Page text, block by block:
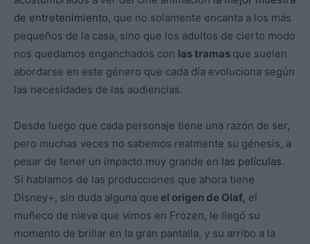
de entretenimiento, que no solamente encanta a los más
pequeños de la casa, sino que los adultos de cierto modo
nos quedamos enganchados con las tramas que suelen
abordarse en este género que cada día evoluciona según
las necesidades de las audiencias.
Desde luego que cada personaje tiene una razón de ser,
pero muchas veces no sabemos realmente su génesis, a
pesar de tener un impacto muy grande en las películas.
Si hablamos de las producciones que ahora tiene
Disney+, sin duda alguna que el origen de Olaf, el
muñeco de nieve que vimos en Frozen, le llegó su
momento de brillar en la gran pantalla, y su arribo a la